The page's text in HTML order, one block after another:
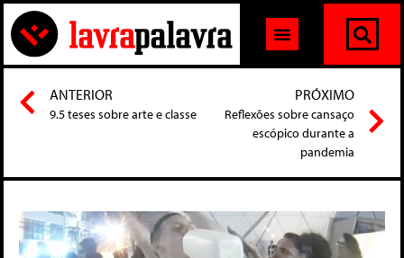
ANTERIOR
9.5 teses sobre arte e classe
PRÓXIMO
Reflexões sobre cansaço
escópico durante a
pandemia